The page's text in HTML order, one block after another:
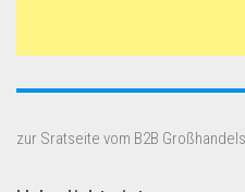
zur Sratseite vom B2B